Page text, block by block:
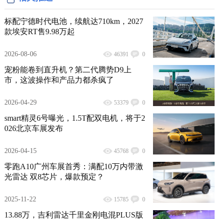
标配宁德时代电池，续航达710km，2027
款埃安RT售9.98万起
2026-08-06 46391 0
宠粉能卷到直升机？第二代腾势D9上
市，这波操作和产品力都杀疯了
2026-04-29 53379 0
smart精灵6号曝光，1.5T配双电机，将于2
026北京车展发布
2026-04-15 45768 0
零跑A10广州车展首秀：满配10万内带激
光雷达 双8芯片，爆款预定？
2025-11-22 15785 0
13.88万，吉利雷达千里金刚电混PLUS版